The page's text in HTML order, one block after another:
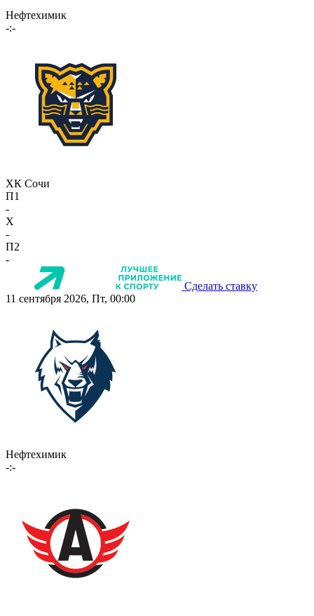
Нефтехимик
-:-
ХК Сочи
П1
-
X
-
П2
-
Сделать ставку
11 сентября 2026, Пт, 00:00
Нефтехимик
-:-